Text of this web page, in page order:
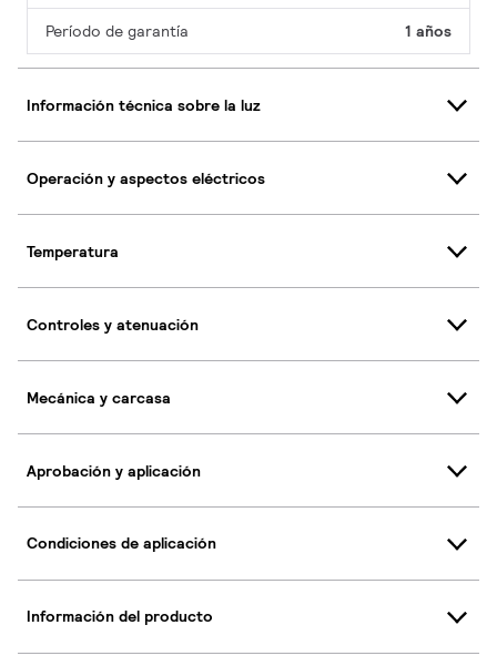
Período de garantía 1 años
Información técnica sobre la luz
Operación y aspectos eléctricos
Temperatura
Controles y atenuación
Mecánica y carcasa
Aprobación y aplicación
Condiciones de aplicación
Información del producto